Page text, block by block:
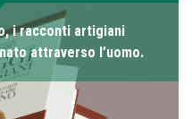
i racconti artigiani
attraverso l’uomo.